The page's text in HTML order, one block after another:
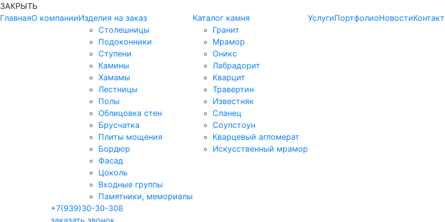
ЗАКРЫТЬ
ГлавнаяО компанииИзделия на заказ
Столешницы
Подоконники
Ступени
Камины
Хамамы
Лестницы
Полы
Облицовка стен
Брусчатка
Плиты мощения
Бордюр
Фасад
Цоколь
Входные группы
Памятники, мемориалы
Каталог камня
Гранит
Мрамор
Оникс
Лабрадорит
Кварцит
Травертин
Известняк
Сланец
Соупстоун
Кварцевый агломерат
Искусственный мрамор
УслугиПортфолиоНовости
+7(939)30-30-308
заказать звонок